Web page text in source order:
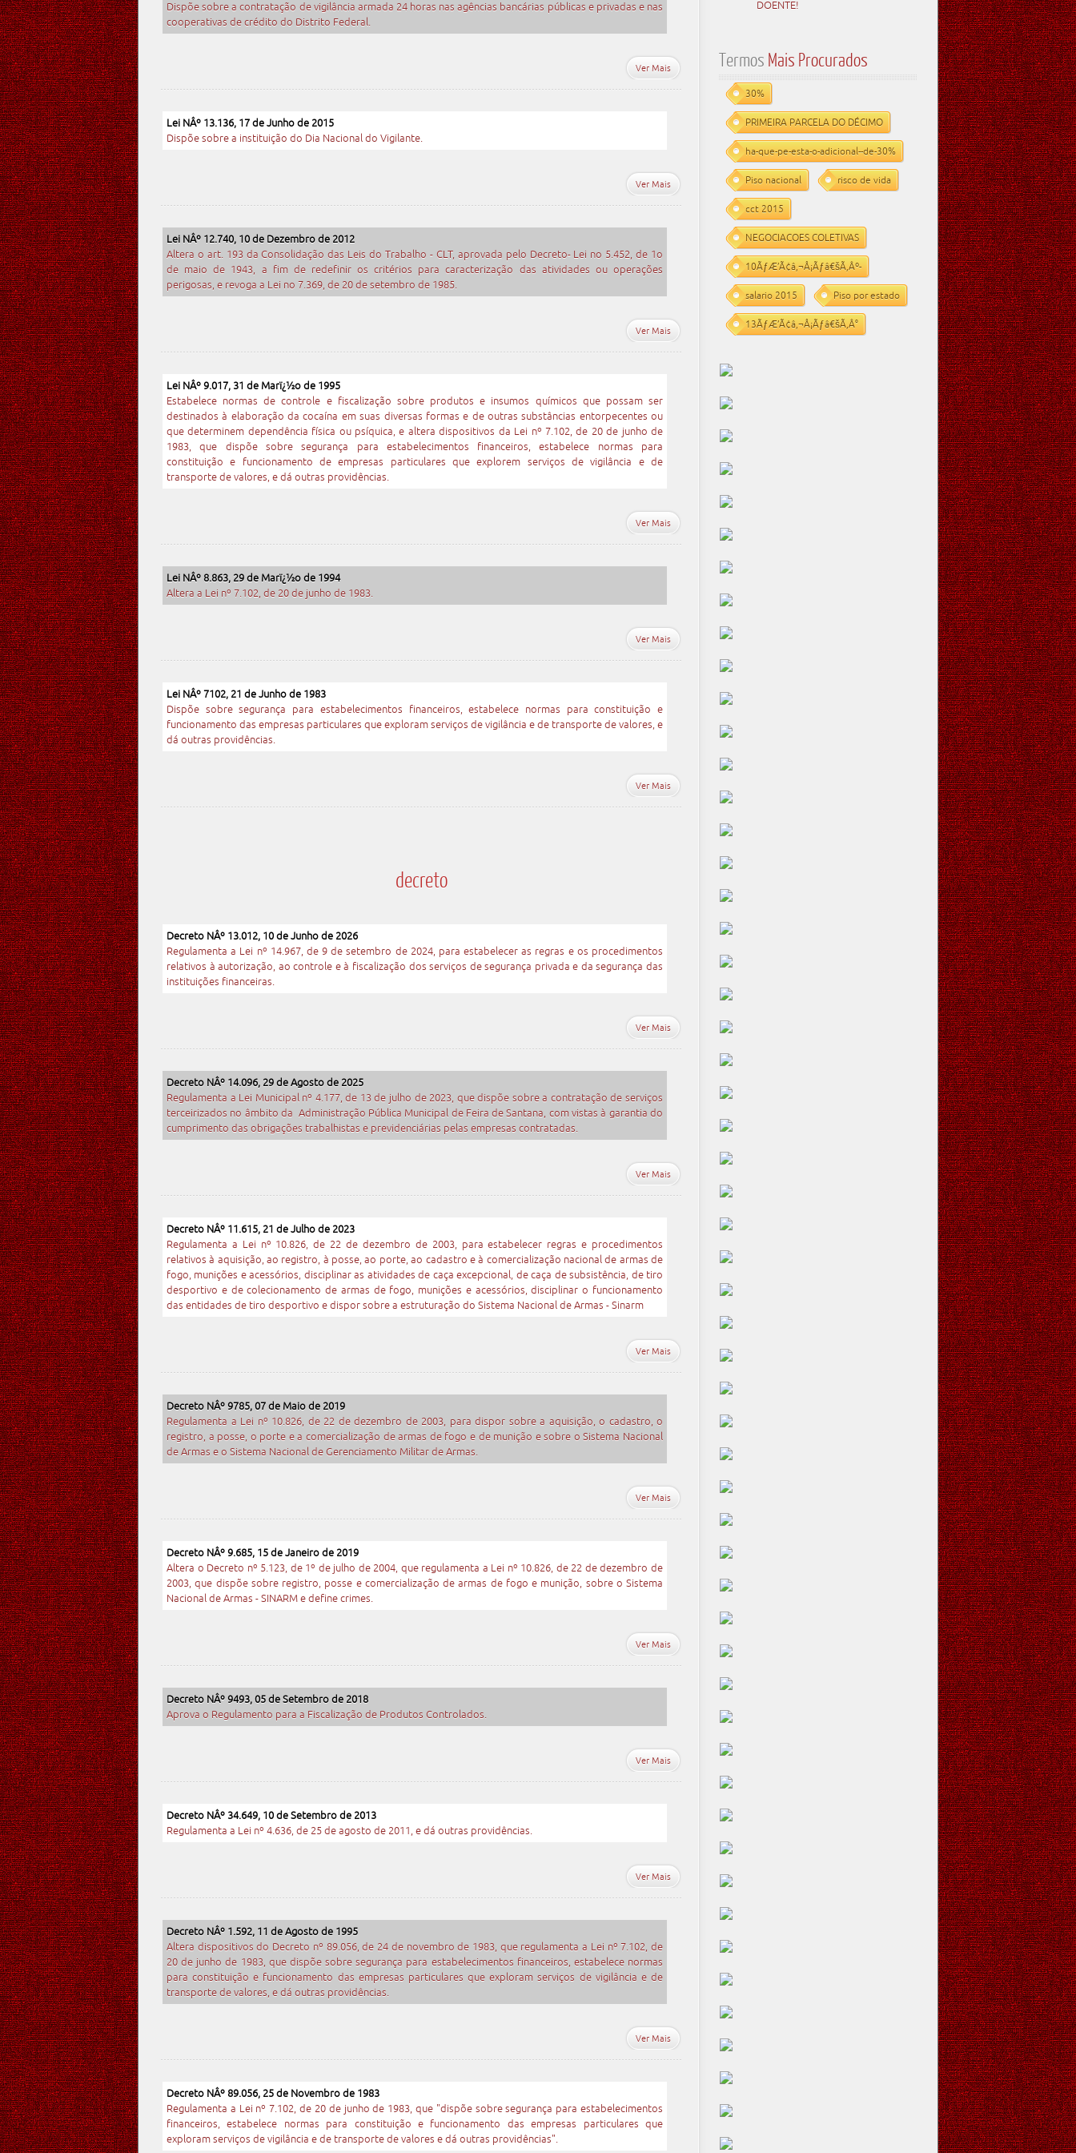
Dispõe sobre a contratação de vigilância armada 24 horas nas agências bancárias públicas e privadas e nas
cooperativas de crédito do Distrito Federal.
Ver Mais
Lei NÂº 13.136, 17 de Junho de 2015
Dispõe sobre a instituição do Dia Nacional do Vigilante.
Ver Mais
Lei NÂº 12.740, 10 de Dezembro de 2012
Altera o art. 193 da Consolidação das Leis do Trabalho - CLT, aprovada pelo Decreto- Lei no 5.452, de 1o
de maio de 1943, a fim de redefinir os critérios para caracterização das atividades ou operações
perigosas, e revoga a Lei no 7.369, de 20 de setembro de 1985.
Ver Mais
Lei NÂº 9.017, 31 de Marï¿½o de 1995
Estabelece normas de controle e fiscalização sobre produtos e insumos químicos que possam ser
destinados à elaboração da cocaína em suas diversas formas e de outras substâncias entorpecentes ou
que determinem dependência física ou psíquica, e altera dispositivos da Lei nº 7.102, de 20 de junho de
1983, que dispõe sobre segurança para estabelecimentos financeiros, estabelece normas para
constituição e funcionamento de empresas particulares que explorem serviços de vigilância e de
transporte de valores, e dá outras providências.
Ver Mais
Lei NÂº 8.863, 29 de Marï¿½o de 1994
Altera a Lei nº 7.102, de 20 de junho de 1983.
Ver Mais
Lei NÂº 7102, 21 de Junho de 1983
Dispõe sobre segurança para estabelecimentos financeiros, estabelece normas para constituição e
funcionamento das empresas particulares que exploram serviços de vigilância e de transporte de valores, e
dá outras providências.
Ver Mais
decreto
Decreto NÂº 13.012, 10 de Junho de 2026
Regulamenta a Lei nº 14.967, de 9 de setembro de 2024, para estabelecer as regras e os procedimentos
relativos à autorização, ao controle e à fiscalização dos serviços de segurança privada e da segurança das
instituições financeiras.
Ver Mais
Decreto NÂº 14.096, 29 de Agosto de 2025
Regulamenta a Lei Municipal nº 4.177, de 13 de julho de 2023, que dispõe sobre a contratação de serviços
terceirizados no âmbito da Administração Pública Municipal de Feira de Santana, com vistas à garantia do
cumprimento das obrigações trabalhistas e previdenciárias pelas empresas contratadas.
Ver Mais
Decreto NÂº 11.615, 21 de Julho de 2023
Regulamenta a Lei nº 10.826, de 22 de dezembro de 2003, para estabelecer regras e procedimentos
relativos à aquisição, ao registro, à posse, ao porte, ao cadastro e à comercialização nacional de armas de
fogo, munições e acessórios, disciplinar as atividades de caça excepcional, de caça de subsistência, de tiro
desportivo e de colecionamento de armas de fogo, munições e acessórios, disciplinar o funcionamento
das entidades de tiro desportivo e dispor sobre a estruturação do Sistema Nacional de Armas - Sinarm
Ver Mais
Decreto NÂº 9785, 07 de Maio de 2019
Regulamenta a Lei nº 10.826, de 22 de dezembro de 2003, para dispor sobre a aquisição, o cadastro, o
registro, a posse, o porte e a comercialização de armas de fogo e de munição e sobre o Sistema Nacional
de Armas e o Sistema Nacional de Gerenciamento Militar de Armas.
Ver Mais
Decreto NÂº 9.685, 15 de Janeiro de 2019
Altera o Decreto nº 5.123, de 1º de julho de 2004, que regulamenta a Lei nº 10.826, de 22 de dezembro de
2003, que dispõe sobre registro, posse e comercialização de armas de fogo e munição, sobre o Sistema
Nacional de Armas - SINARM e define crimes.
Ver Mais
Decreto NÂº 9493, 05 de Setembro de 2018
Aprova o Regulamento para a Fiscalização de Produtos Controlados.
Ver Mais
Decreto NÂº 34.649, 10 de Setembro de 2013
Regulamenta a Lei nº 4.636, de 25 de agosto de 2011, e dá outras providências.
Ver Mais
Decreto NÂº 1.592, 11 de Agosto de 1995
Altera dispositivos do Decreto nº 89.056, de 24 de novembro de 1983, que regulamenta a Lei nº 7.102, de
20 de junho de 1983, que dispõe sobre segurança para estabelecimentos financeiros, estabelece normas
para constituição e funcionamento das empresas particulares que exploram serviços de vigilância e de
transporte de valores, e dá outras providências.
Ver Mais
Decreto NÂº 89.056, 25 de Novembro de 1983
Regulamenta a Lei nº 7.102, de 20 de junho de 1983, que "dispõe sobre segurança para estabelecimentos
financeiros, estabelece normas para constituição e funcionamento das empresas particulares que
exploram serviços de vigilância e de transporte de valores e dá outras providências".
DOENTE!
Termos Mais Procurados
30%
PRIMEIRA PARCELA DO DÉCIMO
ha-que-pe-esta-o-adicional--de-30%
Piso nacional risco de vida
cct 2015
NEGOCIACOES COLETIVAS
10ÃƒÆ’Ã¢â‚¬Å¡Ãƒâ€šÃ‚Âº-
salario 2015 Piso por estado
13ÃƒÆ’Ã¢â‚¬Å¡Ãƒâ€šÃ‚Â°